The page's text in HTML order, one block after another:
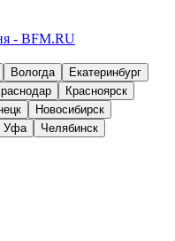
Вологда
Екатеринбург
Красноярск
Новосибирск
Уфа
Челябинск